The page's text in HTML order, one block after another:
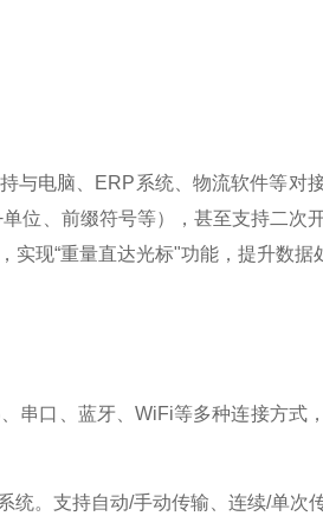
与电脑、ERP系统、物流软件等对
位、前缀符号等），甚至支持二次
现“重量直达光标"功能，提升数据
串口、蓝牙、WiFi等多种连接方式
统。 支持自动/手动传输、连续/单次